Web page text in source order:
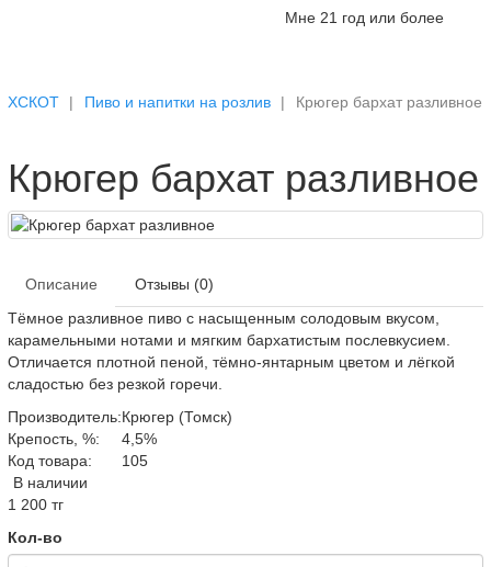
Мне 21 год или более
ХСКОТ Пиво и напитки на розлив Крюгер бархат разливное
Крюгер бархат разливное
Описание
Отзывы (0)
Тёмное разливное пиво с насыщенным солодовым вкусом,
карамельными нотами и мягким бархатистым послевкусием.
Отличается плотной пеной, тёмно-янтарным цветом и лёгкой
сладостью без резкой горечи.
Производитель:Крюгер (Томск)
Крепость, %:
4,5%
Код товара:
105
В наличии
1 200 тг
Кол-во